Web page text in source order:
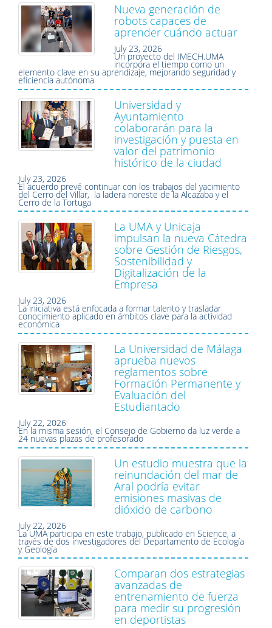
Nueva generación de
robots capaces de
aprender cuándo actuar
July 23, 2026
Un proyecto del IMECH.UMA
incorpora el tiempo como un
elemento clave en su aprendizaje, mejorando seguridad y
eficiencia autónoma
Universidad y
Ayuntamiento
colaborarán para la
investigación y puesta en
valor del patrimonio
histórico de la ciudad
July 23, 2026
El acuerdo prevé continuar con los trabajos del yacimiento
del Cerro del Villar, la ladera noreste de la Alcazaba y el
Cerro de la Tortuga
La UMA y Unicaja
impulsan la nueva Cátedra
sobre Gestión de Riesgos,
Sostenibilidad y
Digitalización de la
Empresa
July 23, 2026
La iniciativa está enfocada a formar talento y trasladar
conocimiento aplicado en ámbitos clave para la actividad
económica
La Universidad de Málaga
aprueba nuevos
reglamentos sobre
Formación Permanente y
Evaluación del
Estudiantado
July 22, 2026
En la misma sesión, el Consejo de Gobierno da luz verde a
24 nuevas plazas de profesorado
Un estudio muestra que la
reinundación del mar de
Aral podría evitar
emisiones masivas de
dióxido de carbono
July 22, 2026
La UMA participa en este trabajo, publicado en Science, a
través de dos investigadores del Departamento de Ecología
y Geología
Comparan dos estrategias
avanzadas de
entrenamiento de fuerza
para medir su progresión
en deportistas